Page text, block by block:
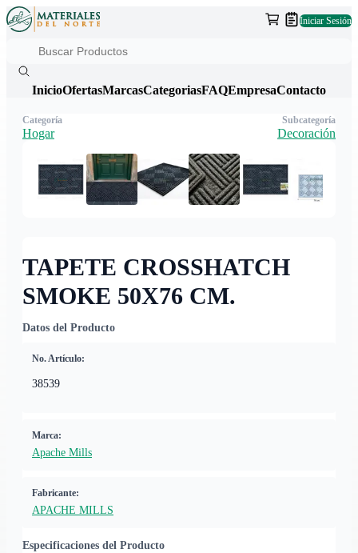
Iniciar Sesión
InicioOfertasMarcasCategoriasFAQEmpresaContacto
TAPETE CROSSHATCH
SMOKE 50X76 CM.
Datos del Producto
No. Artículo:
38539
Marca:
Apache Mills
Fabricante:
APACHE MILLS
Especificaciones del Producto
Categoría
Hogar
Subcategoría
Decoración